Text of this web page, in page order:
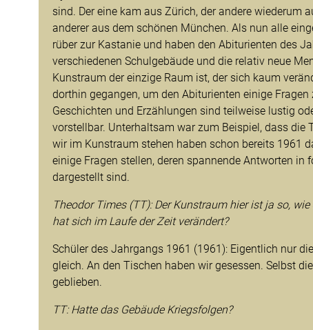
sind. Der eine kam aus Zürich, der andere wiederum
anderer aus dem schönen München. Als nun alle
rüber zur Kastanie und haben den Abiturienten des
verschiedenen Schulgebäude und die relativ neue
Kunstraum der einzige Raum ist, der sich kaum
dorthin gegangen, um den Abiturienten einige Fragen
Geschichten und Erzählungen sind teilweise lustig
vorstellbar. Unterhaltsam war zum Beispiel, dass die
wir im Kunstraum stehen haben schon bereits 1961
einige Fragen stellen, deren spannende Antworten in
dargestellt sind.
Theodor Times (TT): Der Kunstraum hier ist ja so,
hat sich im Laufe der Zeit verändert?
Schüler des Jahrgangs 1961 (1961): Eigentlich nur
gleich. An den Tischen haben wir gesessen. Selbst
geblieben.
TT: Hatte das Gebäude Kriegsfolgen?